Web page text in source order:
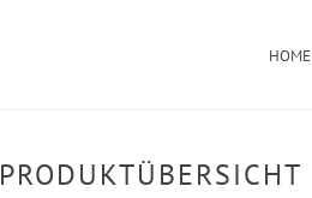
HOME
PRODUKTÜBERSICHT